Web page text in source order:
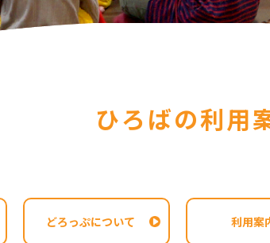
ひろばの利用
どろっぷについて 利用案